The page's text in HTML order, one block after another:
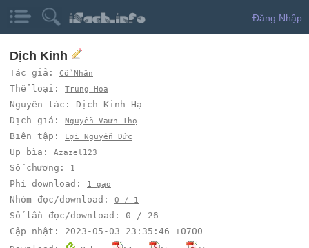
Đăng Nhập
Dịch Kinh
Tác giả: Cổ Nhân
Thể loại: Trung Hoa
Nguyên tác: Dịch Kinh Hạ
Dịch giả: Nguyễn Vaưn Thọ
Biên tập: Lợi Nguyễn Đức
Up bìa: Azazel123
Số chương: 1
Phí download: 1 gạo
Nhóm đọc/download: 0 / 1
Số lần đọc/download: 0 / 26
Cập nhật: 2023-05-03 23:35:46 +0700